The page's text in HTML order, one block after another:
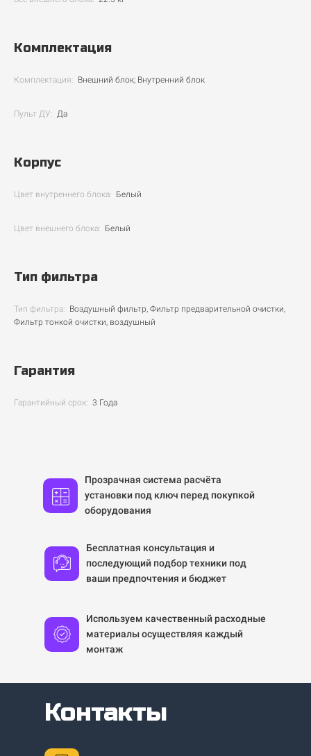
Комплектация
Комплектация: Внешний блок; Внутренний блок
Пульт ДУ: Да
Корпус
Цвет внутреннего блока: Белый
Цвет внешнего блока: Белый
Тип фильтра
Тип фильтра: Воздушный фильтр, Фильтр предварительной очистки,
Фильтр тонкой очистки, воздушный
Гарантия
Гарантийный срок: 3 Года
Прозрачная система расчёта
установки под ключ перед покупкой
оборудования
Бесплатная консультация и
последующий подбор техники под
ваши предпочтения и бюджет
Используем качественный расходные
материалы осуществляя каждый
монтаж
Контакты